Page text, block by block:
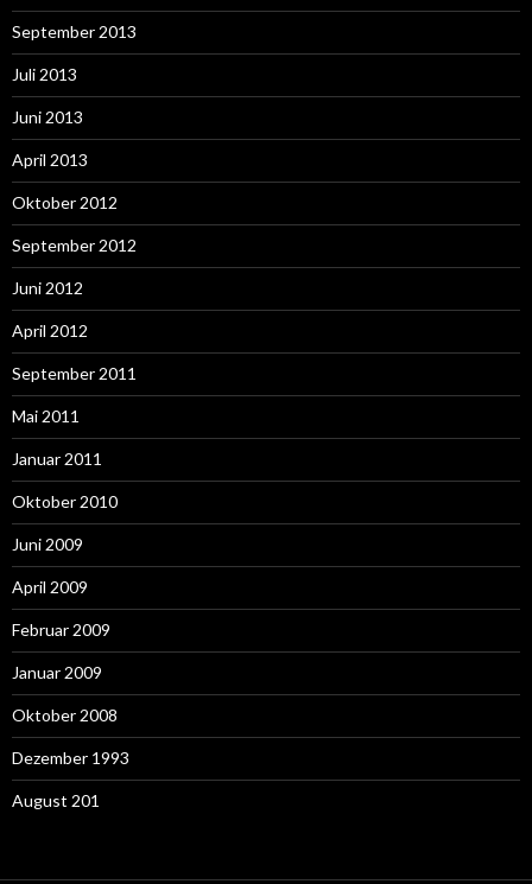
September 2013
Juli 2013
Juni 2013
April 2013
Oktober 2012
September 2012
Juni 2012
April 2012
September 2011
Mai 2011
Januar 2011
Oktober 2010
Juni 2009
April 2009
Februar 2009
Januar 2009
Oktober 2008
Dezember 1993
August 201